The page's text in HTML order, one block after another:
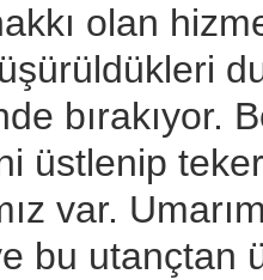
olan
bırakıyor.
üstlenip
var.
bu utançtan